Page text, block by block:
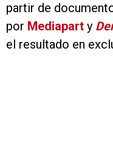
partir de
por Mediapart y
el resultado en